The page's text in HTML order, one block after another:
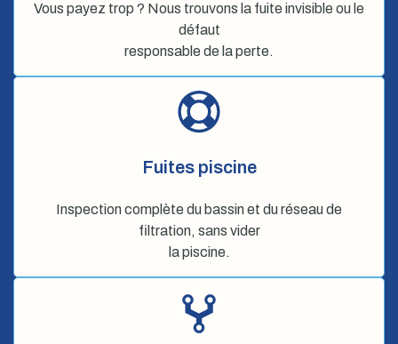
Vous payez trop ? Nous trouvons la fuite invisible ou le
défaut
responsable de la perte.
Fuites piscine
Inspection complète du bassin et du réseau de
filtration, sans vider
la piscine.